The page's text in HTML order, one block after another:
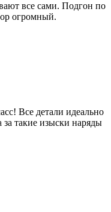
все сами. Подгон по
огромный.
Все детали идеально
такие изыски наряды